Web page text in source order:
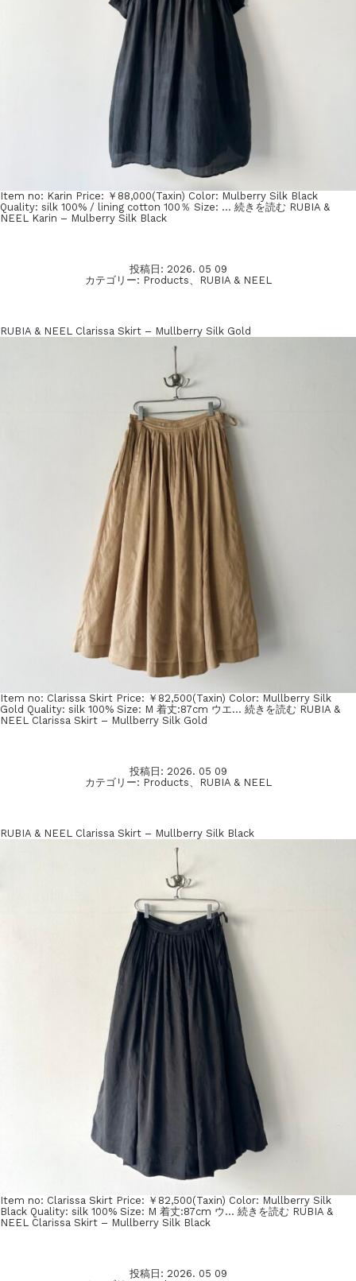
Item no: Karin Price: ￥88,000(Taxin) Color: Mulberry Silk Black
Quality: silk 100% / lining cotton 100％ Size: … 続きを読む RUBIA &
NEEL Karin – Mulberry Silk Black
投稿日: 2026. 05 09
カテゴリー: Products、 RUBIA & NEEL
RUBIA & NEEL Clarissa Skirt – Mullberry Silk Gold
Item no: Clarissa Skirt Price: ￥82,500(Taxin) Color: Mullberry Silk
Gold Quality: silk 100% Size: M 着丈:87cm ウエ… 続きを読む RUBIA &
NEEL Clarissa Skirt – Mullberry Silk Gold
投稿日: 2026. 05 09
カテゴリー: Products、 RUBIA & NEEL
RUBIA & NEEL Clarissa Skirt – Mullberry Silk Black
Item no: Clarissa Skirt Price: ￥82,500(Taxin) Color: Mullberry Silk
Black Quality: silk 100% Size: M 着丈:87cm ウ… 続きを読む RUBIA &
NEEL Clarissa Skirt – Mullberry Silk Black
投稿日: 2026. 05 09